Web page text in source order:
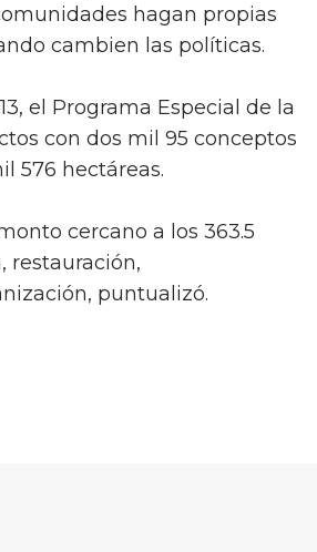
hagan propias
cambien las políticas.
el Programa Especial de la
con dos mil 95 conceptos
576 hectáreas.
cercano a los 363.5
restauración,
puntualizó.